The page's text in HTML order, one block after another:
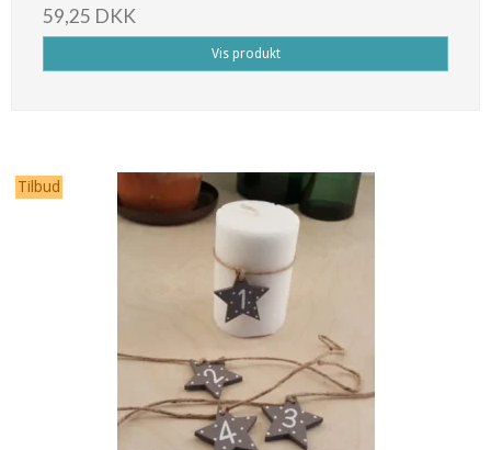
59,25 DKK
Vis produkt
Tilbud